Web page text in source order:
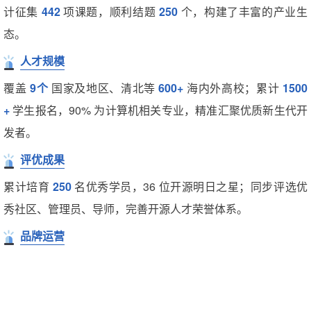
计征集 442项课题，顺利结题 250个，构建了丰富的产业生
态。
人才规模
覆盖 9个 国家及地区、清北等600+ 海内外高校；累计 1500
+ 学生报名，90% 为计算机相关专业，精准汇聚优质新生代开
发者。
评优成果
累计培育 250 名优秀学员，36 位开源明日之星；同步评选优
秀社区、管理员、导师，完善开源人才荣誉体系。
品牌运营